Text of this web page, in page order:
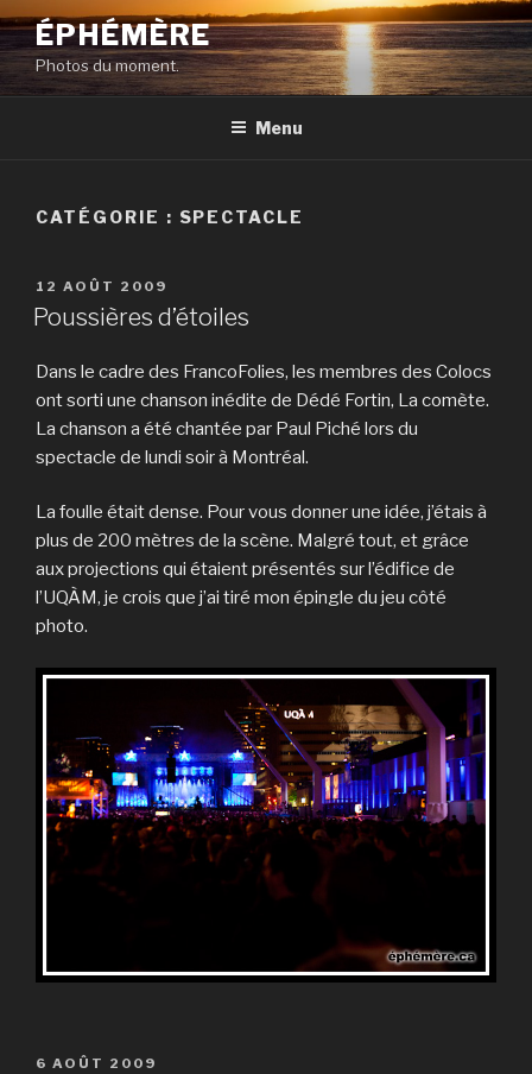
Aller
contenu
principal
ÉPHÉMÈRE
Photos du moment.
Menu
CATÉGORIE : SPECTACLE
PUBLIÉ
LE
12 AOÛT 2009
Poussières d’étoiles
Dans le cadre des FrancoFolies, les membres des Colocs
ont sorti une chanson inédite de Dédé Fortin, La comète.
La chanson a été chantée par Paul Piché lors du
spectacle de lundi soir à Montréal.
La foulle était dense. Pour vous donner une idée, j’étais à
plus de 200 mètres de la scène. Malgré tout, et grâce
aux projections qui étaient présentés sur l’édifice de
l’UQÀM, je crois que j’ai tiré mon épingle du jeu côté
photo.
PUBLIÉ
6 AOÛT 2009